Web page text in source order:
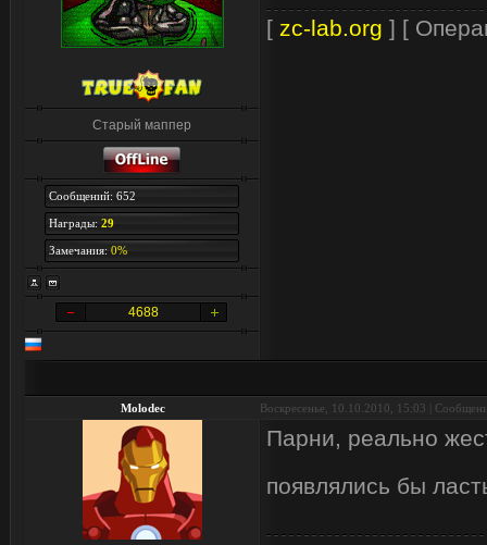
Старый маппер
Сообщений: 652
Награды: 29
Замечания: 0%
4688
[ zc-lab.org ] [
Molodec Воскресенье, 10.10.2010, 15:03 |
Парни, реально
появлялись бы